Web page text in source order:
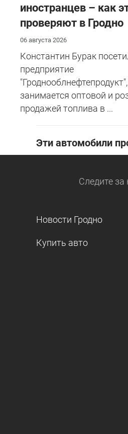
иностранцев – как
проверяют в Гродно
06 августа 2026
Константин Бурак
предприятие
занимается оптовой и
продажей топлива в ...
Эти автомобили
Следите за
Новости Гродно
Купить авто